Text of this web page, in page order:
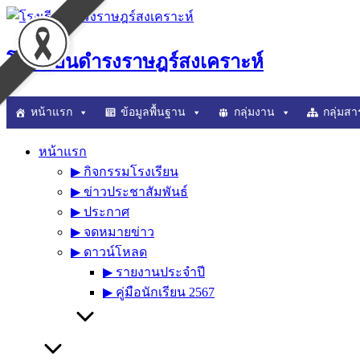
Skip
content
โรงเรียนดำรงราษฎร์สงเคราะห์
หน้าแรก ข้อมูลพื้นฐาน กลุ่มงาน กลุ่มสา
หน้าแรก
▶︎ กิจกรรมโรงเรียน
▶︎ ข่าวประชาสัมพันธ์
▶︎ ประกาศ
▶︎ จดหมายข่าว
▶︎ ดาวน์โหลด
▶︎ รายงานประจำปี
▶︎ คู่มือนักเรียน 2567